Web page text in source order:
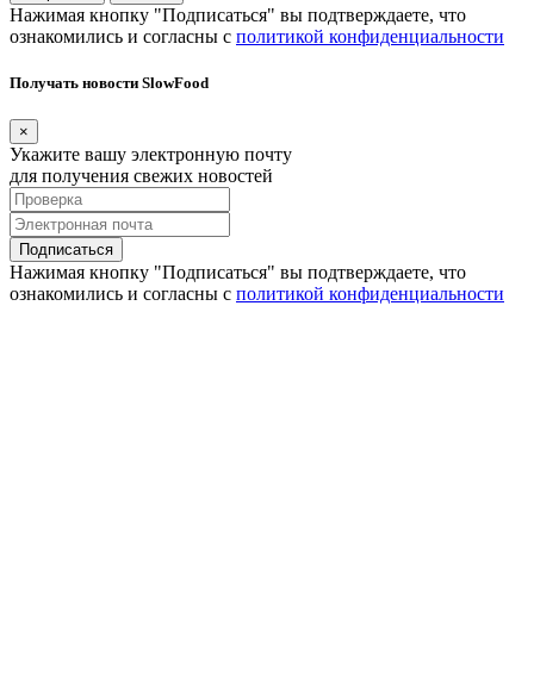
Нажимая кнопку "Подписаться" вы подтверждаете, что
ознакомились и согласны с политикой конфиденциальности
Получать новости SlowFood
×
Укажите вашу электронную почту
для получения свежих новостей
Подписаться
Нажимая кнопку "Подписаться" вы подтверждаете, что
ознакомились и согласны с политикой конфиденциальности